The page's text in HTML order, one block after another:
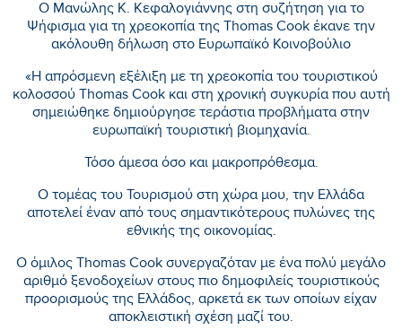
Ο Μανώλης Κ. Κεφαλογιάννης στη συζήτηση για το
Ψήφισμα για τη χρεοκοπία της Thomas Cook έκανε την
ακόλουθη δήλωση στο Ευρωπαϊκό Κοινοβούλιο
«Η απρόσμενη εξέλιξη με τη χρεοκοπία του τουριστικού
κολοσσού Thomas Cook και στη χρονική συγκυρία που αυτή
σημειώθηκε δημιούργησε τεράστια προβλήματα στην
ευρωπαϊκή τουριστική βιομηχανία.
Τόσο άμεσα όσο και μακροπρόθεσμα.
Ο τομέας του Τουρισμού στη χώρα μου, την Ελλάδα
αποτελεί έναν από τους σημαντικότερους πυλώνες της
εθνικής της οικονομίας.
Ο όμιλος Thomas Cook συνεργαζόταν με ένα πολύ μεγάλο
αριθμό ξενοδοχείων στους πιο δημοφιλείς τουριστικούς
προορισμούς της Ελλάδος, αρκετά εκ των οποίων είχαν
αποκλειστική σχέση μαζί του.